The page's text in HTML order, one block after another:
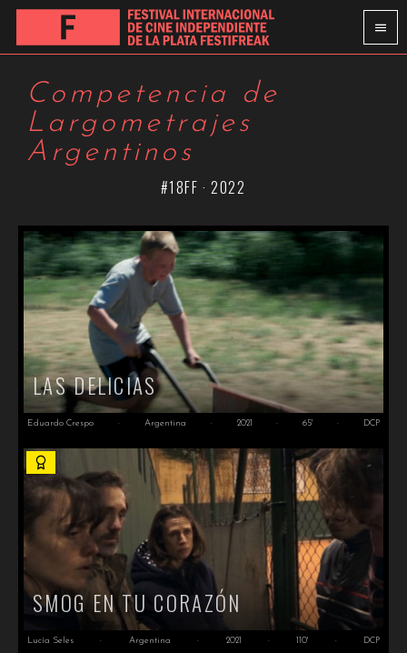
Competencia de
Largometrajes
Argentinos
#18FF · 2022
LAS DELICIAS
Eduardo Crespo · Argentina · 2021 · 65' · DCP
SMOG EN TU CORAZÓN
Lucía Seles · Argentina · 2021 · 110' · DCP